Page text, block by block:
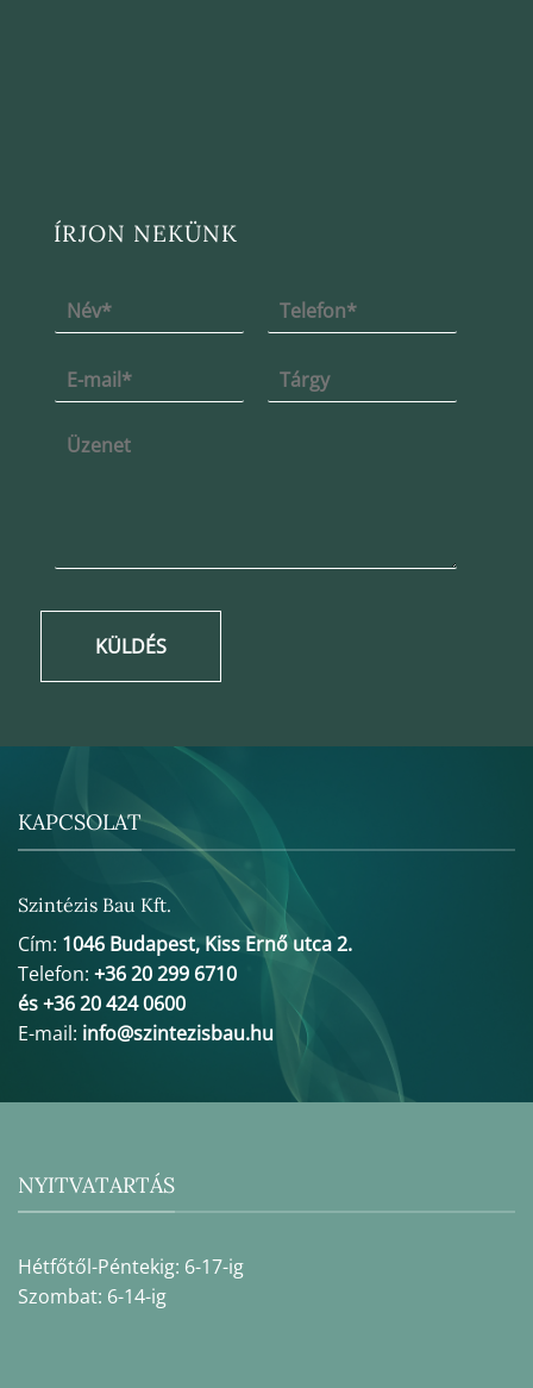
ÍRJON NEKÜNK
KÜLDÉS
KAPCSOLAT
Szintézis Bau Kft.
Cím: 1046 Budapest, Kiss Ernő utca 2.
Telefon: +36 20 299 6710
és +36 20 424 0600
E-mail: info@szintezisbau.hu
NYITVATARTÁS
Hétfőtől-Péntekig: 6-17-ig
Szombat: 6-14-ig